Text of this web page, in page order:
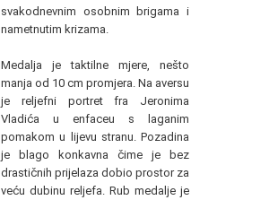
svakodnevnim osobnim brigama i
nametnutim krizama.
Medalja je taktilne mjere, nešto
manja od 10 cm promjera. Na aversu
je reljefni portret fra Jeronima
Vladića u enfaceu s laganim
pomakom u lijevu stranu. Pozadina
je blago konkavna čime je bez
drastičnih prijelaza dobio prostor za
veću dubinu reljefa. Rub medalje je